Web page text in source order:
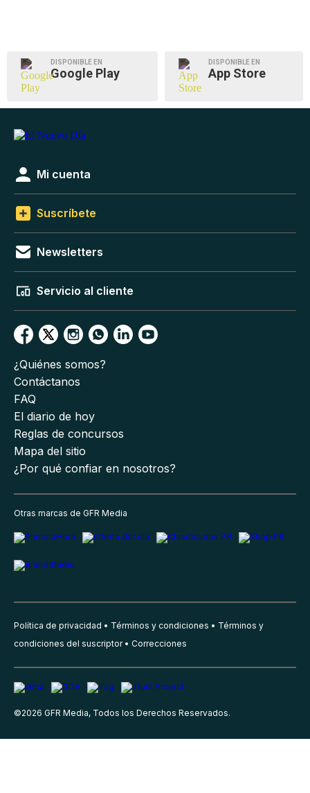
DISPONIBLE EN
Google Play
DISPONIBLE EN
App Store
Mi cuenta
Suscríbete
Newsletters
Servicio al cliente
¿Quiénes somos?
Contáctanos
FAQ
El diario de hoy
Reglas de concursos
Mapa del sitio
¿Por qué confiar en nosotros?
Otras marcas de GFR Media
Política de privacidad Términos y condiciones
Términos y
condiciones del suscriptor
Correcciones
©2026 GFR Media, Todos los Derechos Reservados.